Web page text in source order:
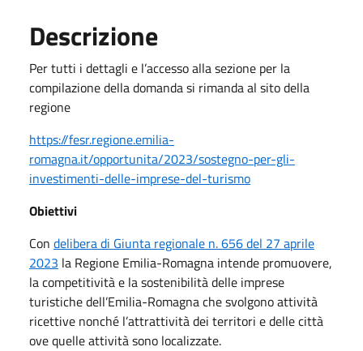
Descrizione
Per tutti i dettagli e l’accesso alla sezione per la
compilazione della domanda si rimanda al sito della
regione
https://fesr.regione.emilia-
romagna.it/opportunita/2023/sostegno-per-gli-
investimenti-delle-imprese-del-turismo
Obiettivi
Con delibera di Giunta regionale n. 656 del 27 aprile
2023 la Regione Emilia-Romagna intende promuovere,
la competitività e la sostenibilità delle imprese
turistiche dell’Emilia-Romagna che svolgono attività
ricettive nonché l’attrattività dei territori e delle città
ove quelle attività sono localizzate.